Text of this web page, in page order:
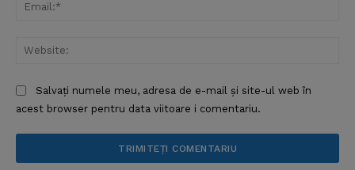
Salvați numele meu, adresa de e-mail și site-ul web în
acest browser pentru data viitoare i comentariu.